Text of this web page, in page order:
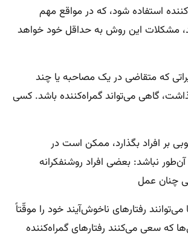
استفاده شود، که در مواقع مهم
مشکلات این روش به حداقل خود خواهد
که متقاضی در یک مصاحبه یا چند
گاهی می‌تواند گمراه‌کننده باشد. کسی
بر افراد بگذارد، ممکن است در
نباشد: بعضی افراد روشنفکرانه
چنان عمل
رفتارهای ناخوش‌آیند خود را موقّتاً
که سعی می‌کنند رفتارهای گمراه‌کننده